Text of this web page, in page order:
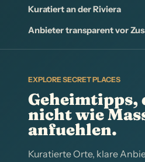
Kuratiert an der Riviera
Anbieter transparent vor
EXPLORE SECRET PLACES
Geheimtipps,
nicht wie
anfuehlen.
Kuratierte Orte, klare